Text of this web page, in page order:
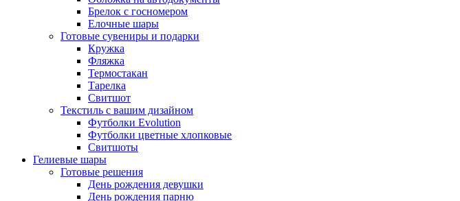
Брелок с госномером
Елочные шары
Готовые сувениры и подарки
Кружка
Фляжка
Термостакан
Тарелка
Свитшот
Текстиль с вашим дизайном
Футболки Evolution
Футболки цветные хлопковые
Свитшоты
Гелиевые шары
Готовые решения
День рождения девушки
День рождения парню